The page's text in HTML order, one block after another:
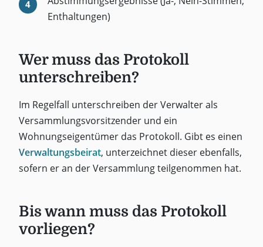
Enthaltungen)
Wer muss das Protokoll
unterschreiben?
Im Regelfall unterschreiben der Verwalter als
Versammlungsvorsitzender und ein
Wohnungseigentümer das Protokoll. Gibt es einen
Verwaltungsbeirat, unterzeichnet dieser ebenfalls,
sofern er an der Versammlung teilgenommen hat.
Bis wann muss das Protokoll
vorliegen?